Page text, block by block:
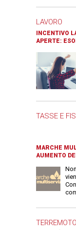
LAVORO
INCENTIVO
APERTE:
TASSE E
MARCHE
AUMENTO
TERREMOTO